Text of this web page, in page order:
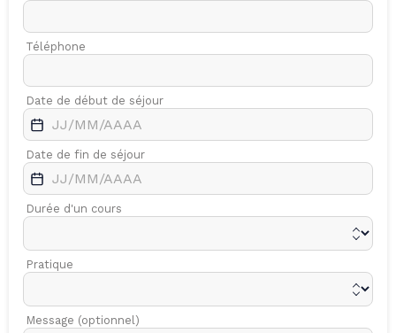
Téléphone
Date de début de séjour
Date de fin de séjour
Durée d'un cours
Pratique
Message (optionnel)